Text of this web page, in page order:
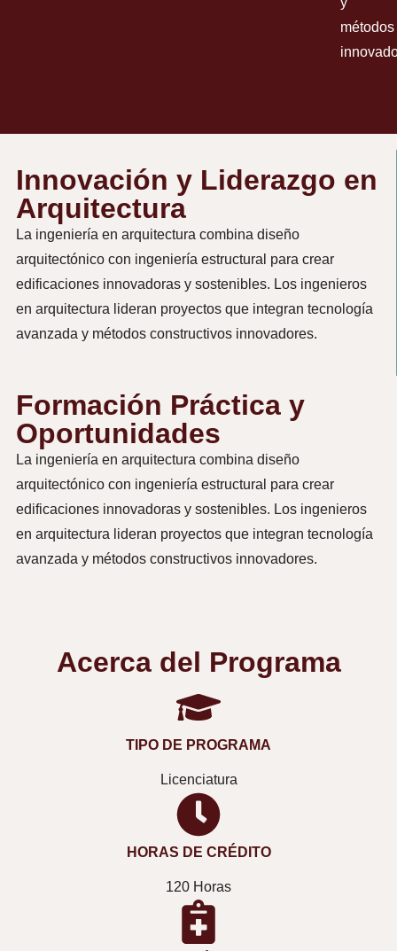
métodos
Innovación y Liderazgo en
Arquitectura
La ingeniería en arquitectura combina diseño
arquitectónico con ingeniería estructural para crear
edificaciones innovadoras y sostenibles. Los ingenieros
en arquitectura lideran proyectos que integran tecnología
avanzada y métodos constructivos innovadores.
Formación Práctica y
Oportunidades
La ingeniería en arquitectura combina diseño
arquitectónico con ingeniería estructural para crear
edificaciones innovadoras y sostenibles. Los ingenieros
en arquitectura lideran proyectos que integran tecnología
avanzada y métodos constructivos innovadores.
Acerca del Programa
TIPO DE PROGRAMA
Licenciatura
HORAS DE CRÉDITO
120 Horas